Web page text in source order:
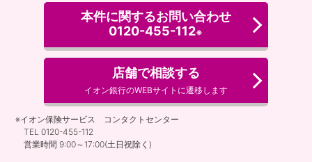
本件に関するお問い合わせ
0120-455-112※
店舗で相談する
イオン銀行のWEBサイトに遷移します
※イオン保険サービス コンタクトセンター
TEL 0120-455-112
営業時間 9:00～17:00(土日祝除く)